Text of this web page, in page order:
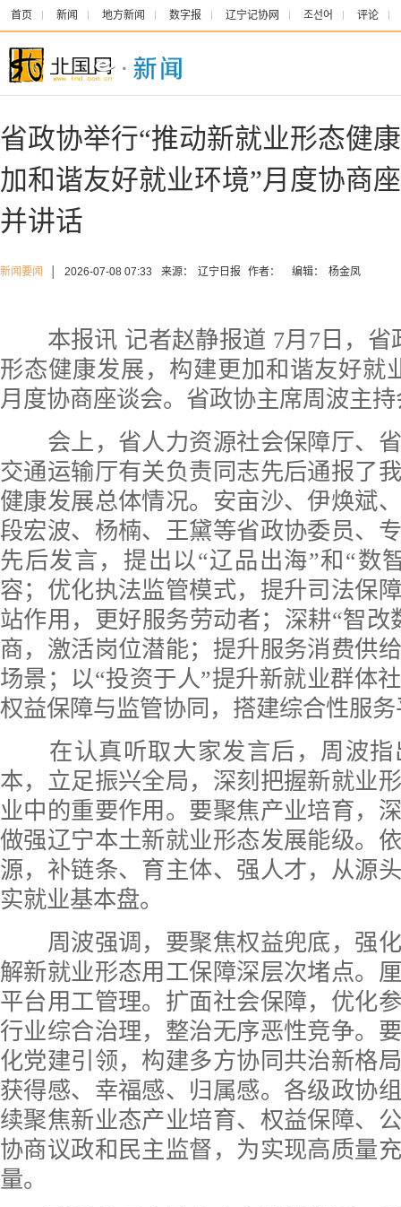
首页 新闻 地方新闻 数字报 辽宁记协网 조선어 评论
省政协举行“推动新就业形态健
加和谐友好就业环境”月度协商
并讲话
新闻要闻 2026-07-08 07:33 来源： 辽宁日报 作者： 编辑： 杨金凤
本报讯 记者赵静报道 7月7日，省
形态健康发展，构建更加和谐友好就
月度协商座谈会。省政协主席周波主
会上，省人力资源社会保障厅、省
交通运输厅有关负责同志先后通报了
健康发展总体情况。安亩沙、伊焕斌
段宏波、杨楠、王黛等省政协委员、
先后发言，提出以“辽品出海”和“数
容；优化执法监管模式，提升司法保
站作用，更好服务劳动者；深耕“智改
商，激活岗位潜能；提升服务消费供
场景；以“投资于人”提升新就业群体
权益保障与监管协同，搭建综合性服
在认真听取大家发言后，周波指
本，立足振兴全局，深刻把握新就业
业中的重要作用。要聚焦产业培育，
做强辽宁本土新就业形态发展能级。
源，补链条、育主体、强人才，从源
实就业基本盘。
周波强调，要聚焦权益兜底，强化
解新就业形态用工保障深层次堵点。
平台用工管理。扩面社会保障，优化
行业综合治理，整治无序恶性竞争。
化党建引领，构建多方协同共治新格
获得感、幸福感、归属感。各级政协
续聚焦新业态产业培育、权益保障、
协商议政和民主监督，为实现高质量
量。